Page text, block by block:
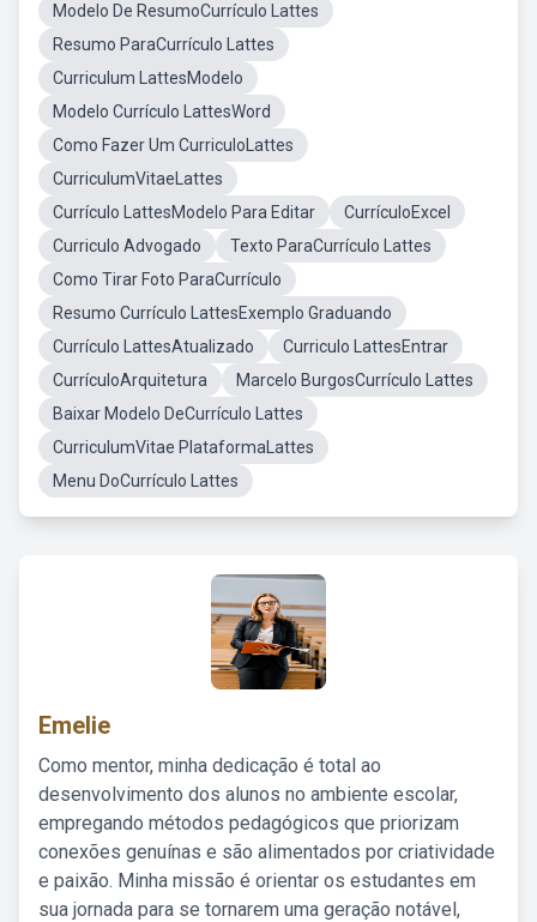
Modelo De ResumoCurrículo Lattes
Resumo ParaCurrículo Lattes
Curriculum LattesModelo
Modelo Currículo LattesWord
Como Fazer Um CurriculoLattes
CurriculumVitaeLattes
Currículo LattesModelo Para Editar
CurrículoExcel
Curriculo Advogado
Texto ParaCurrículo Lattes
Como Tirar Foto ParaCurrículo
Resumo Currículo LattesExemplo Graduando
Currículo LattesAtualizado
Curriculo LattesEntrar
CurrículoArquitetura
Marcelo BurgosCurrículo Lattes
Baixar Modelo DeCurrículo Lattes
CurriculumVitae PlataformaLattes
Menu DoCurrículo Lattes
Emelie
Como mentor, minha dedicação é total ao
desenvolvimento dos alunos no ambiente escolar,
empregando métodos pedagógicos que priorizam
conexões genuínas e são alimentados por criatividade
e paixão. Minha missão é orientar os estudantes em
sua jornada para se tornarem uma geração notável,